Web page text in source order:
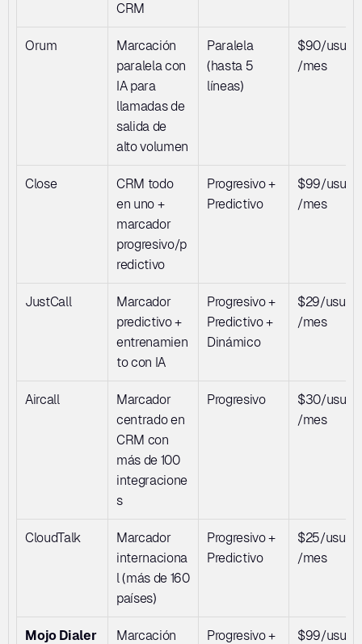
CRM
Orum
Marcación
paralela con
IA para
llamadas de
salida de
alto volumen
Paralela
(hasta 5
líneas)
$90/
/mes
Close
CRM todo
en uno +
marcador
progresivo/p
redictivo
Progresivo +
Predictivo
$99/
/mes
JustCall
Marcador
predictivo +
entrenamien
to con IA
Progresivo +
Predictivo +
Dinámico
$29/
/mes
Aircall
Marcador
centrado en
CRM con
más de 100
integracione
s
Progresivo
$30/
/mes
CloudTalk
Marcador
internaciona
l (más de 160
países)
Progresivo +
Predictivo
$25/
/mes
Mojo Dialer
Marcación
Progresivo +
$99/